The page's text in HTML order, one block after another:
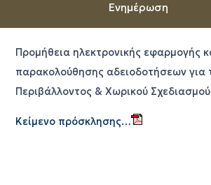
Ενημέρωση
Προμήθεια ηλεκτρονικής εφαρμογής
παρακολούθησης αδειοδοτήσεων για
Περιβάλλοντος & Χωρικού
Κείμενο πρόσκλησης…